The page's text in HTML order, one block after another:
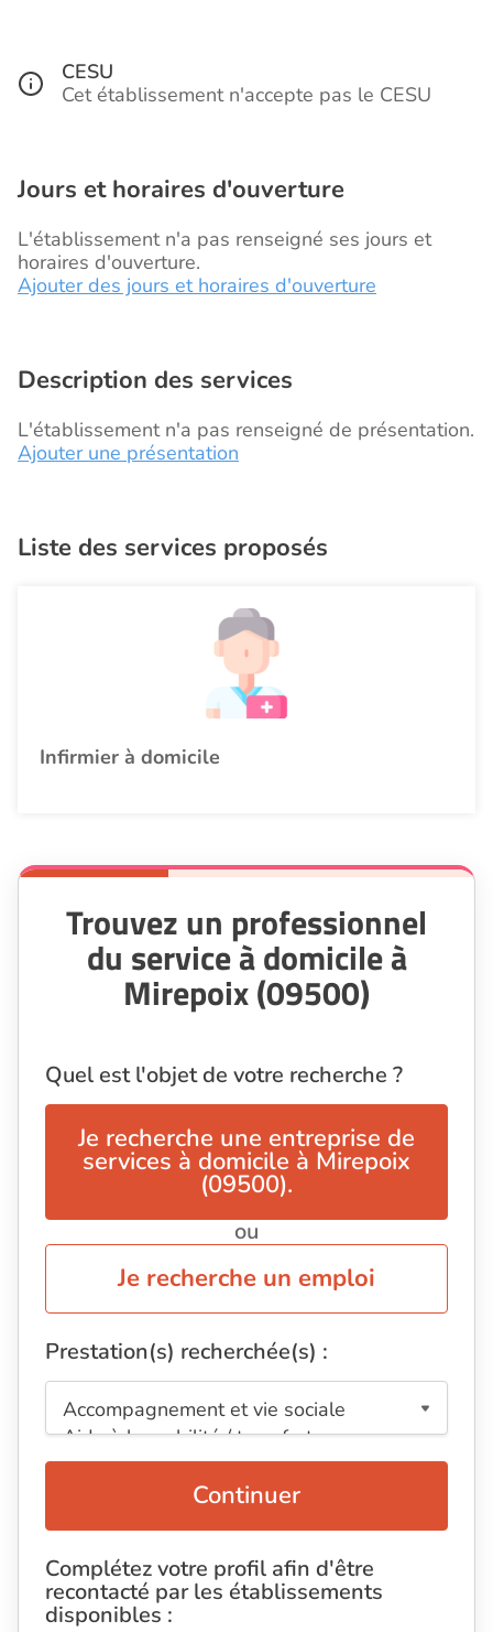
CESU
Cet établissement n'accepte pas le CESU
Jours et horaires d'ouverture
L'établissement n'a pas renseigné ses jours et
horaires d'ouverture.
Ajouter des jours et horaires d'ouverture
Description des services
L'établissement n'a pas renseigné de présentation.
Ajouter une présentation
Liste des services proposés
Infirmier à domicile
Trouvez un professionnel
du service à domicile à
Mirepoix (09500)
Quel est l'objet de votre recherche ?
Je recherche une entreprise de
services à domicile à Mirepoix
(09500).
ou
Je recherche un emploi
Prestation(s) recherchée(s) :
Continuer
Complétez votre profil afin d'être
recontacté par les établissements
disponibles :